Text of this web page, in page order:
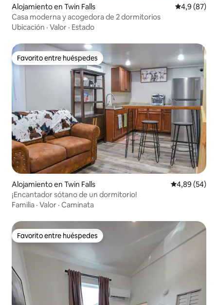
Alojamiento en Twin Falls Calificación
4,9 (87)
Casa moderna y acogedora de 2 dormitorios
Ubicación · Valor · Estado
Favorito entre huéspedes
Favorito entre huéspedes
Alojamiento en Twin Falls Calificación
4,89 (54)
¡Encantador sótano de un dormitorio!
Familia · Valor · Caminata
Favorito entre huéspedes
Favorito entre huéspedes